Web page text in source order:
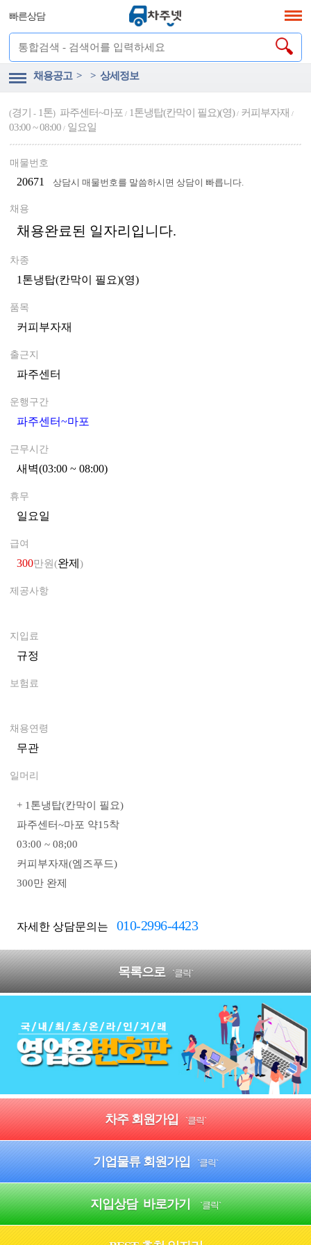
빠른상담
채용공고 > > 상세정보
(경기 - 1톤) 파주센터~마포/ 1톤냉탑(칸막이 필요)(영)/ 커피부자재/
03:00 ~ 08:00/ 일요일
매물번호
20671 상담시 매물번호를 말씀하시면 상담이 빠릅니다.
채용
채용완료된 일자리입니다.
차종
1톤냉탑(칸막이 필요)(영)
품목
커피부자재
출근지
파주센터
운행구간
파주센터~마포
근무시간
새벽(03:00 ~ 08:00)0
휴무
일요일
급여
300만원(완제 )
제공사항
지입료
규정
보험료
채용연령
무관
일머리
+ 1톤냉탑(칸막이 필요)
파주센터~마포 약15착
03:00 ~ 08;00
커피부자재(엠즈푸드)
300만 완제
자세한 상담문의는 010-2996-4423
목록으로 `클릭`
차주 회원가입 `클릭`
기업물류 회원가입 `클릭`
지입상담 바로가기 `클릭`